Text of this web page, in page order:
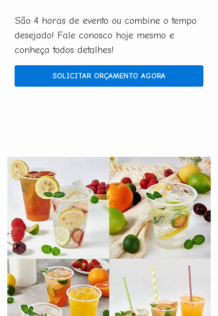
São 4 horas de evento ou combine o tempo
desejado! Fale conosco hoje mesmo e
conheça todos detalhes!
SOLICITAR ORÇAMENTO AGORA